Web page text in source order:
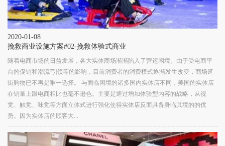
2020-01-08
挽救商业设施方案#02-挽救体验式商业
随着电商市场的日益发展，各大实体商场渐渐陷入了营运困境。由于受电商平
台的促销和潮流弓|领等的影响，目前消费者的消费模式逐渐发生改变，商场逛
街购物已不再是唯一选择。 与面临困境的诸多国内实体店不同，美国的实体店
在销量上跟电商相比也毫不逊色。主要是通过增加体验型内容的战略，从视
觉、触觉、味觉等方面立体式进行强化使得实体店反而具备身临其境的的优
势。因为实体店的顾客大...